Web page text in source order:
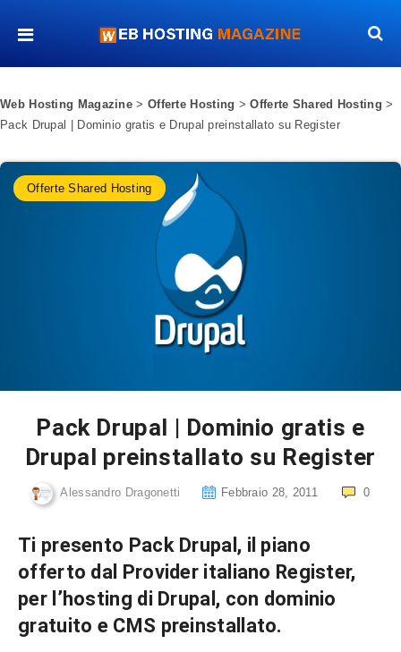
Web Hosting Magazine > Offerte Hosting >Offerte Shared Hosting >
Pack Drupal | Dominio gratis e Drupal preinstallato su Register
Offerte Shared Hosting
Pack Drupal | Dominio gratis e
Drupal preinstallato su Register
Alessandro Dragonetti Febbraio 28, 2011 0
Ti presento Pack Drupal, il piano
offerto dal Provider italiano Register,
per l’hosting di Drupal, con dominio
gratuito e CMS preinstallato.